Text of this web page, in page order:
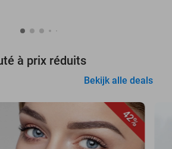
à prix réduits
Bekijk alle deals
42%